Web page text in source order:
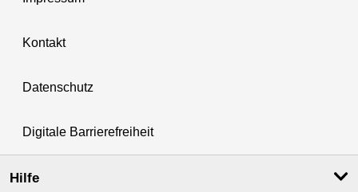
Kontakt
Datenschutz
Digitale Barrierefreiheit
Hilfe